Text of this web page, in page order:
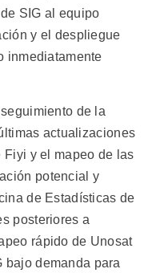
SIG al equipo
y el despliegue
inmediatamente
de la
actualizaciones
y el mapeo de las
potencial y
de Estadísticas de
posteriores a
rápido de Unosat
bajo demanda para